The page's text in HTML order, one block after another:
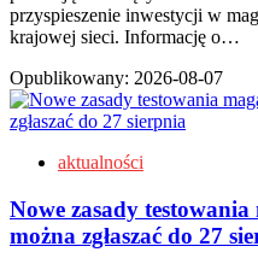
przyspieszenie inwestycji w
krajowej sieci. Informację o…
Opublikowany: 2026-08-07
aktualności
Nowe zasady
można zgłaszać do 27